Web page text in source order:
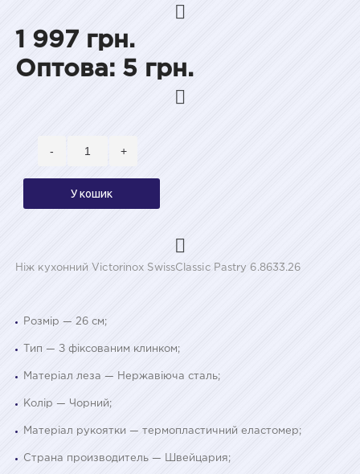
1 997 грн.
Оптова: 5 грн.
- +
У кошик
Ніж кухонний Victorinox SwissClassic Pastry 6.8633.26
Розмір — 26 см;
Тип — З фіксованим клинком;
Матеріал леза — Нержавіюча сталь;
Колір — Чорний;
Матеріал рукоятки — термопластичний еластомер;
Страна производитель — Швейцария;